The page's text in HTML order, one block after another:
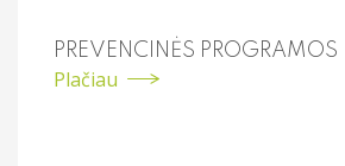
PREVENCINĖS PROGRAMOS
Plačiau